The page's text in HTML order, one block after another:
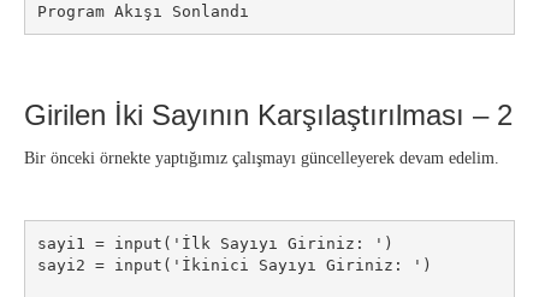
Program Akışı Sonlandı
Girilen İki Sayının Karşılaştırılması – 2
Bir önceki örnekte yaptığımız çalışmayı güncelleyerek devam edelim.
sayi1 = input('İlk Sayıyı Giriniz: ')
sayi2 = input('İkinici Sayıyı Giriniz: ')